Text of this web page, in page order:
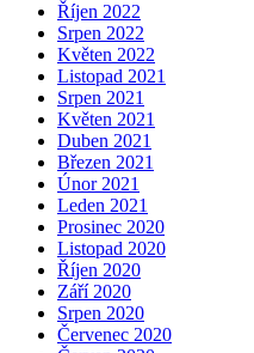
Říjen 2022
Srpen 2022
Květen 2022
Listopad 2021
Srpen 2021
Květen 2021
Duben 2021
Březen 2021
Únor 2021
Leden 2021
Prosinec 2020
Listopad 2020
Říjen 2020
Září 2020
Srpen 2020
Červenec 2020